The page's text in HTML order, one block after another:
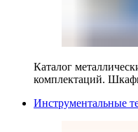
Каталог
комплектаций.
Инструментальные